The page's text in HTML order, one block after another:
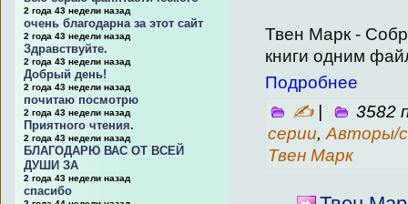
2 года 43 недели назад
очень благодарна за этот сайт
2 года 43 недели назад
Здравствуйте.
2 года 43 недели назад
Добрый день!
2 года 43 недели назад
почитаю посмотрю
2 года 43 недели назад
Приятного чтения.
2 года 43 недели назад
БЛАГОДАРЮ ВАС ОТ ВСЕЙ
ДУШИ ЗА
2 года 43 недели назад
спасибо
Твен Марк -
книги одним
Подробнее
✍|
3582
серии,Авторы/
Твен Марк